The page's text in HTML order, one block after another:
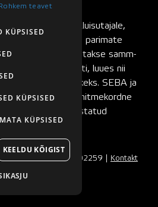
rulluisutajalt rulluisutajale,
maailma parimate
rulluiske arendatakse samm-
rulluisu komponenti, luues nii
rulluiskude tekkeks. SEBA ja
asutajaks on mitmekordne
tunnustatud
OÜ | Reg. nr. 11502259 | Kontakt
Rohkem teavet
KÜPSISED
KÜPSISED
KÜPSISED
KEELDU KÕIGIST